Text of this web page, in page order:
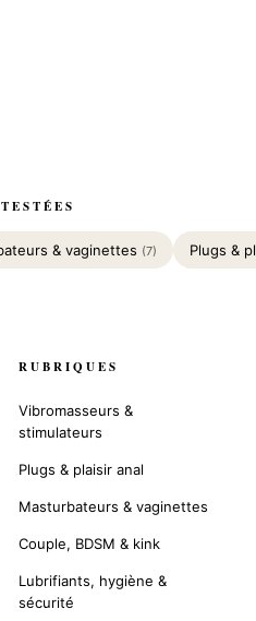
& vaginettes (7) Plugs &
RUBRIQUES
Vibromasseurs &
stimulateurs
Plugs & plaisir anal
Masturbateurs & vaginettes
Couple, BDSM & kink
Lubrifiants, hygiène &
sécurité